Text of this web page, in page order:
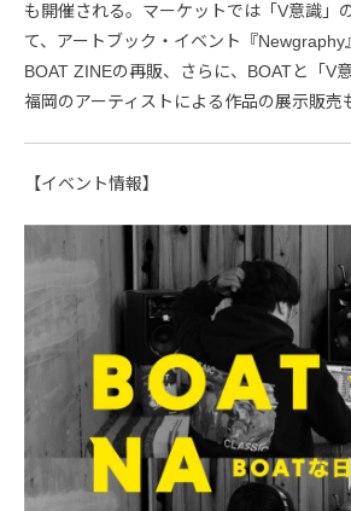
も開催される。マーケットでは「V意識」
て、アートブック・イベント『
BOAT ZINEの再販、さらに、BOATと「V
福岡のアーティストによる作品の展示販売
【イベント情報】